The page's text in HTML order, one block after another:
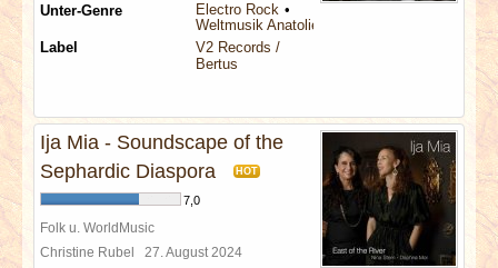
LINKS
Unter-Genre
Electro Rock
Weltmusik Anatolien
Label
V2 Records /
Bertus
Ija Mia - Soundscape of the
Sephardic Diaspora
HOT
7,0
Folk u. WorldMusic
Christine Rubel 27. August 2024